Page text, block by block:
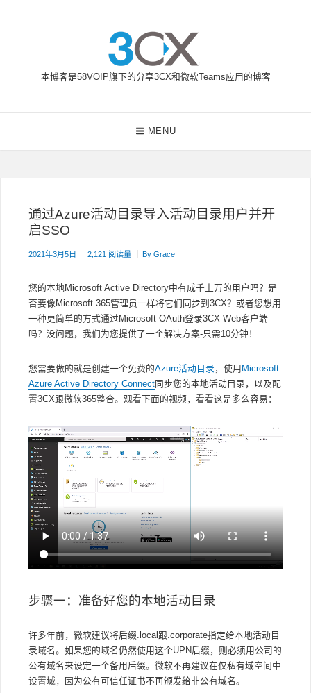
58VOIP企业通信博客
本博客是58VOIP旗下的分享3CX和微软Teams应用的博客
MENU
通过Azure活动目录导入活动目录用户并开
启SSO
2021年3月5日 2,121 阅读量 By Grace
您的本地Microsoft Active Directory中有成千上万的用户吗？是
否要像Microsoft 365管理员一样将它们同步到3CX？或者您想用
一种更简单的方式通过Microsoft OAuth登录3CX Web客户端
吗？没问题，我们为您提供了一个解决方案-只需10分钟！
您需要做的就是创建一个免费的Azure活动目录 ，使用 Microsoft
Azure Active Directory Connect同步您的本地活动目录，以及配
置3CX跟微软365整合。观看下面的视频，看看这是多么容易：
步骤一：准备好您的本地活动目录
许多年前，微软建议将后缀.local跟.corporate指定给本地活动目
录域名。如果您的域名仍然使用这个UPN后缀，则必须用公司的
公有域名来设定一个备用后缀。微软不再建议在仅私有域空间中
设置域，因为公有可信任证书不再颁发给非公有域名。